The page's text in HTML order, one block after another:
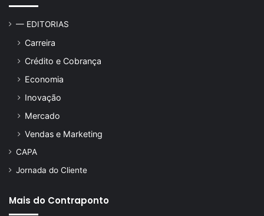
— EDITORIAS
Carreira
Crédito e Cobrança
Economia
Inovação
Mercado
Vendas e Marketing
CAPA
Jornada do Cliente
Mais do Contraponto